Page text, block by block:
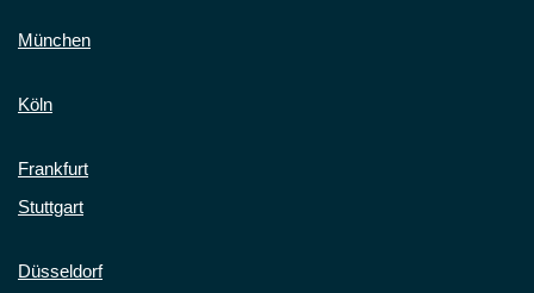
München
Köln
Frankfurt
Stuttgart
Düsseldorf